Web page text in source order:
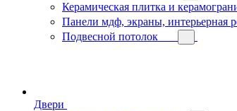
Керамическая плитка и
Панели мдф, экраны, интерьерная
Подвесной потолок
Двери